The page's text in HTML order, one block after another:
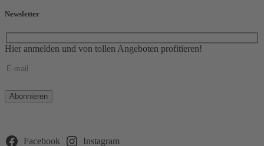
Newsletter
Hier anmelden und von tollen Angeboten profitieren!
Bitte
lasse
leer.
Facebook Instagram